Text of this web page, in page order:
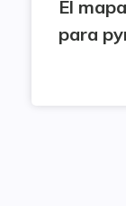
El
para